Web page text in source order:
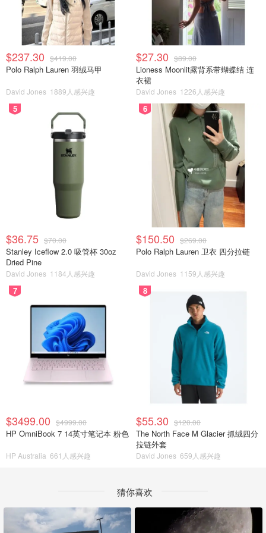
$237.30 $419.00
Polo Ralph Lauren 羽绒马甲
David Jones 1889人感兴趣
$27.30 $89.00
Lioness Moonlit露背系带蝴蝶结 连
衣裙
David Jones 1226人感兴趣
5
$36.75 $70.00
Stanley Iceflow 2.0 吸管杯 30oz
Dried Pine
David Jones 1184人感兴趣
6
$150.50 $269.00
Polo Ralph Lauren 卫衣 四分拉链
David Jones 1159人感兴趣
7
$3499.00 $4999.00
HP OmniBook 7 14英寸笔记本 粉色
HP Australia 661人感兴趣
8
$55.30 $120.00
The North Face M Glacier 抓绒四分
拉链外套
David Jones 659人感兴趣
猜你喜欢